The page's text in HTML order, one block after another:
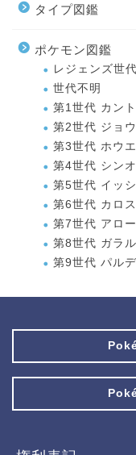
タイプ図鑑
ポケモン図鑑
レジェンズ世
世代不明
第1世代 カン
第2世代 ジョウ
第3世代 ホウ
第4世代 シン
第5世代 イッシ
第6世代 カロス
第7世代 アロ
第8世代 ガラル
第9世代 パル